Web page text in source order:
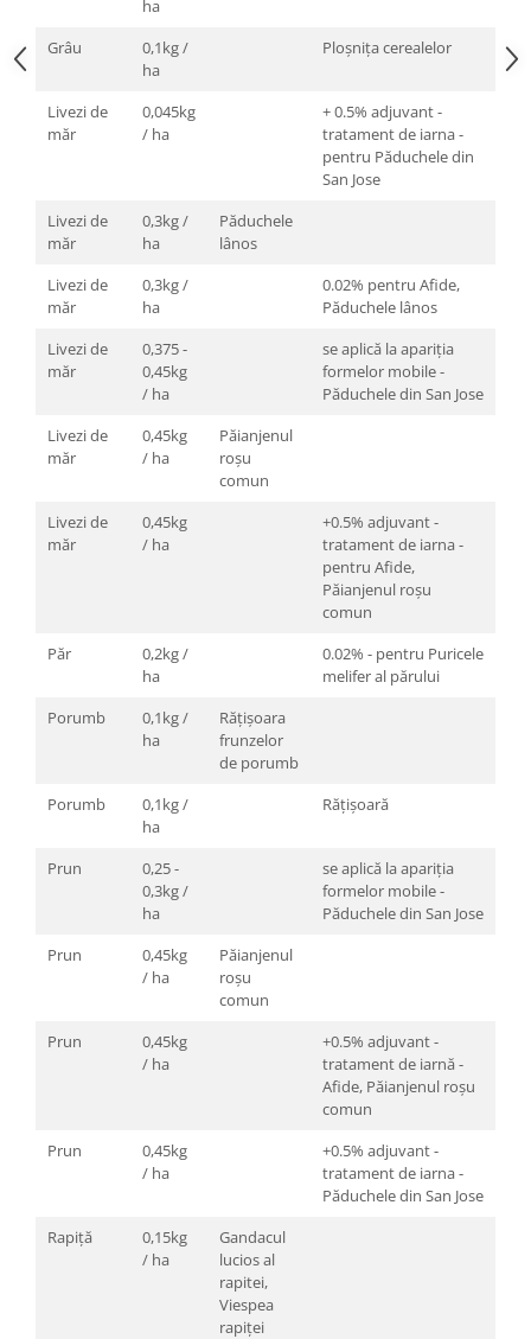
ha
Grâu
0,1kg /
ha
Ploşniţa cerealelor
Livezi de
măr
0,045kg
/ ha
+ 0.5% adjuvant -
tratament de iarna -
pentru Păduchele din
San Jose
Livezi de
măr
0,3kg /
ha
Păduchele
lânos
Livezi de
măr
0,3kg /
ha
0.02% pentru Afide,
Păduchele lânos
Livezi de
măr
0,375 -
0,45kg
/ ha
se aplică la apariţia
formelor mobile -
Păduchele din San Jose
Livezi de
măr
0,45kg
/ ha
Păianjenul
roșu
comun
Livezi de
măr
0,45kg
/ ha
+0.5% adjuvant -
tratament de iarna -
pentru Afide,
Păianjenul roşu
comun
Păr
0,2kg /
ha
0.02% - pentru Puricele
melifer al părului
Porumb
0,1kg /
ha
Rățișoara
frunzelor
de porumb
Porumb
0,1kg /
ha
Răţişoară
Prun
0,25 -
0,3kg /
ha
se aplică la apariţia
formelor mobile -
Păduchele din San Jose
Prun
0,45kg
/ ha
Păianjenul
roșu
comun
Prun
0,45kg
/ ha
+0.5% adjuvant -
tratament de iarnă -
Afide, Păianjenul roşu
comun
Prun
0,45kg
/ ha
+0.5% adjuvant -
tratament de iarna -
Păduchele din San Jose
Rapiță
0,15kg
/ ha
Gandacul
lucios al
rapitei,
Viespea
rapiței